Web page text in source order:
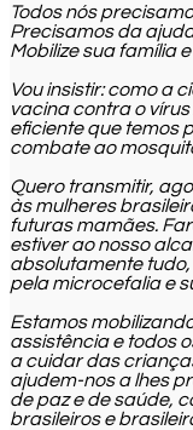
Todos nós
Precisamos da
Mobilize sua família
Vou insistir: como a
vacina contra o
eficiente que temos
combate ao
Quero transmitir,
às mulheres
futuras mamães.
estiver ao nosso
absolutamente
pela microcefalia e
Estamos
assistência e todos
a cuidar das
ajudem-nos a lhes
de paz e de saúde,
brasileiros e